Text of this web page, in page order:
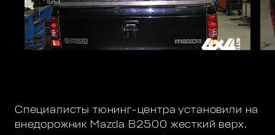
Специалисты тюнинг-центра установили на
внедорожник Mazda B2500 жесткий верх.